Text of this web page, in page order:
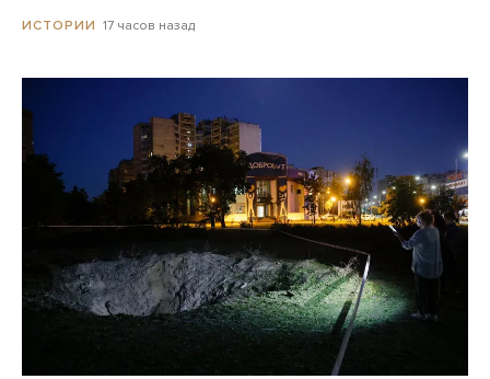
ИСТОРИИ 17 часов назад